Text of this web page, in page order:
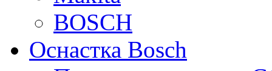
BOSCH
Оснастка Bosch